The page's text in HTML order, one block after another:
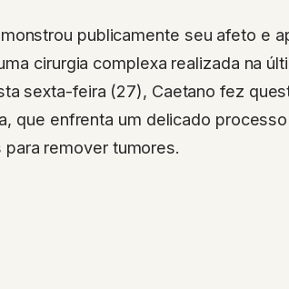
publicamente seu afeto e
cirurgia complexa realizada na
sexta-feira (27), Caetano fez
que enfrenta um delicado
remover tumores.